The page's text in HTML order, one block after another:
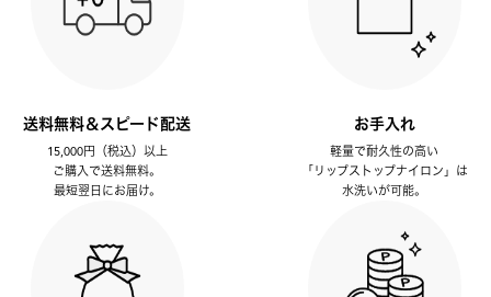
送料無料＆スピード配送
15,000円（税込）以上
ご購入で送料無料。
最短翌日にお届け。
お手入れ
軽量で耐久性の高い
「リップストップナイロン」は
水洗いが可能。